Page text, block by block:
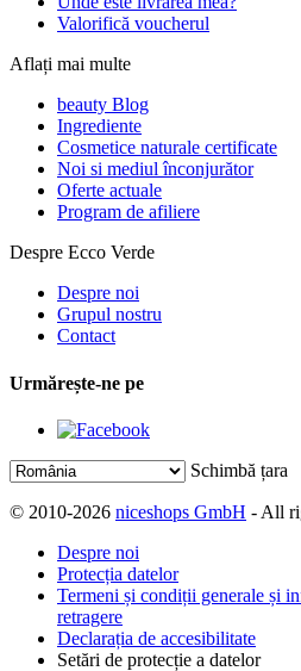
Valorifică voucherul
Aflați mai multe
beauty Blog
Ingrediente
Cosmetice naturale certificate
Noi si mediul înconjurător
Oferte actuale
Program de afiliere
Despre Ecco Verde
Despre noi
Grupul nostru
Contact
Urmărește-ne pe
Schimbă țara
© 2010-2026 niceshops GmbH - All
Despre noi
Protecția datelor
Termeni și condiții generale și
retragere
Declarația de accesibilitate
Setări de protecție a datelor